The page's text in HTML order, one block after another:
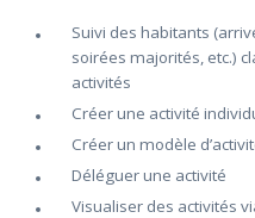
Suivi des habitants
soirées majorités, etc.)
activités
Créer une activité
Créer un modèle
Déléguer une activité
Visualiser des activités